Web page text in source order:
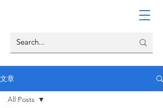
文章
All Posts